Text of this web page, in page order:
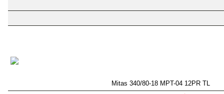
Mitas 340/80-18 MPT-04 12PR TL